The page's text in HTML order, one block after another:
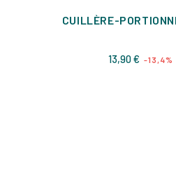
CUILLÈRE-
13,90 € Prix
-13,4%